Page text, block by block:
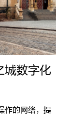
数字化
作的网络，提